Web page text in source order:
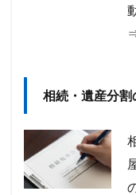
相続・遺産分割